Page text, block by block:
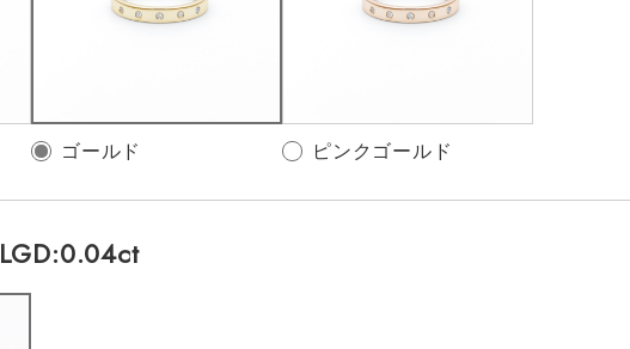
ゴールド ピンクゴールド
LGD:0.04ct